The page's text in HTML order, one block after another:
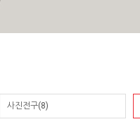
사진전구(8)